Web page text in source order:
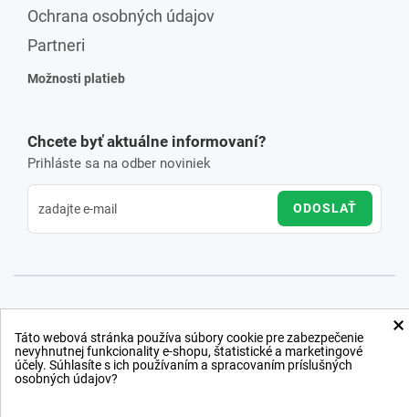
Ochrana osobných údajov
Partneri
Možnosti platieb
Chcete byť aktuálne informovaní?
Prihláste sa na odber noviniek
ODOSLAŤ
×
Táto webová stránka používa súbory cookie pre zabezpečenie
nevyhnutnej funkcionality e-shopu, štatistické a marketingové
účely. Súhlasíte s ich používaním a spracovaním príslušných
osobných údajov?